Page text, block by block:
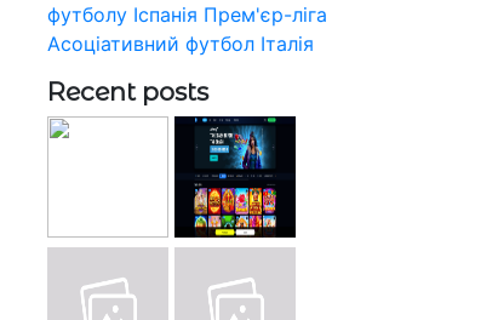
футболу Іспанія Прем'єр-ліга
Асоціативний футбол Італія
Recent posts